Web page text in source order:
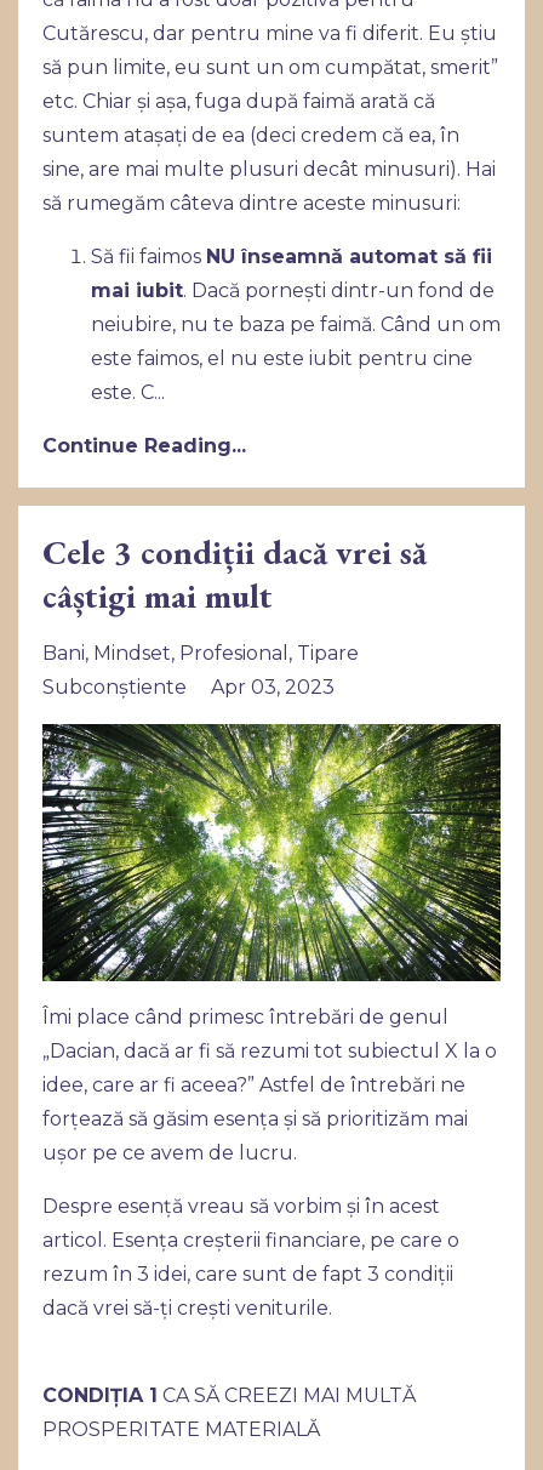
Cutărescu, dar pentru mine va fi diferit. Eu știu
să pun limite, eu sunt un om cumpătat, smerit”
etc. Chiar și așa, fuga după faimă arată că
suntem atașați de ea (deci credem că ea, în
sine, are mai multe plusuri decât minusuri). Hai
să rumegăm câteva dintre aceste minusuri:
Să fii faimos NU înseamnă automat să fii
mai iubit. Dacă pornești dintr-un fond de
neiubire, nu te baza pe faimă. Când un om
este faimos, el nu este iubit pentru cine
este. C...
Continue Reading...
Cele 3 condiții dacă vrei să
câștigi mai mult
Bani Mindset Profesional
Tipare
Subconștiente
Apr 03, 2023
Îmi place când primesc întrebări de genul
„Dacian, dacă ar fi să rezumi tot subiectul X la o
idee, care ar fi aceea?” Astfel de întrebări ne
forțează să găsim esența și să prioritizăm mai
ușor pe ce avem de lucru.
Despre esență vreau să vorbim și în acest
articol. Esența creșterii financiare, pe care o
rezum în 3 idei, care sunt de fapt 3 condiții
dacă vrei să-ți crești veniturile.
CONDIȚIA 1 CA SĂ CREEZI MAI MULTĂ
PROSPERITATE MATERIALĂ